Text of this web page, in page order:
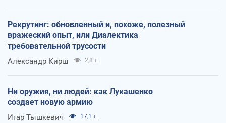
Рекрутинг: обновленный и, похоже, полезный
вражеский опыт, или Диалектика
требовательной трусости
Александр Кирш 2,8 т.
Ни оружия, ни людей: как Лукашенко
создает новую армию
Игар Тышкевич 17,1 т.